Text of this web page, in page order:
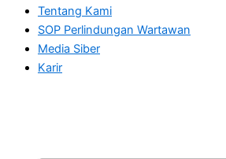
Tentang Kami
SOP Perlindungan Wartawan
Media Siber
Karir